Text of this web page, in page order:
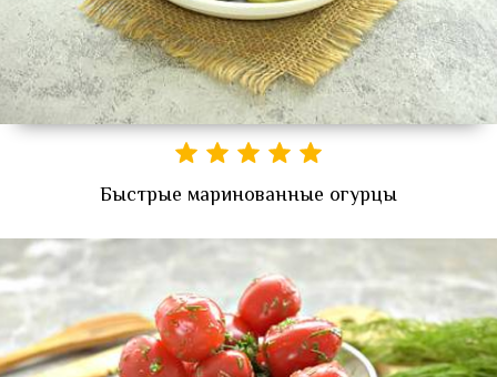
Быстрые маринованные огурцы